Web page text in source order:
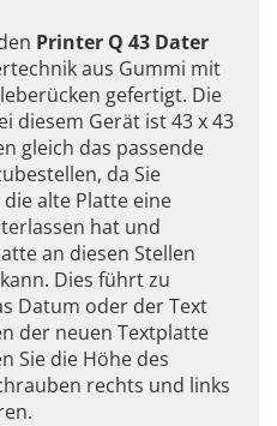
Printer Q 43 Dater
aus Gummi mit
gefertigt. Die
diesem Gerät ist 43 x 43
gleich das passende
da Sie
alte Platte eine
hat und
an diesen Stellen
Dies führt zu
Datum oder der Text
der neuen Textplatte
Sie die Höhe des
rechts und links